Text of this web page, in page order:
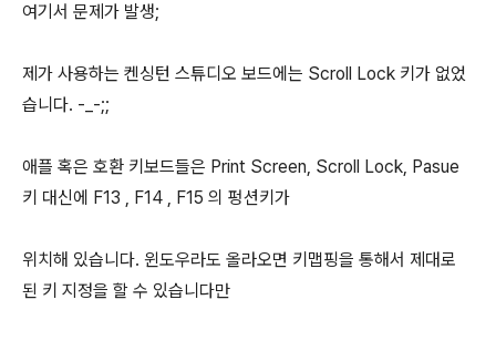
여기서 문제가 발생;
제가 사용하는 켄싱턴 스튜디오 보드에는 Scroll Lock 키가 없었
습니다. -_-;;
애플 혹은 호환 키보드들은 Print Screen, Scroll Lock, Pasue
키 대신에 F13 , F14 , F15 의 펑션키가
위치해 있습니다. 윈도우라도 올라오면 키맵핑을 통해서 제대로
된 키 지정을 할 수 있습니다만